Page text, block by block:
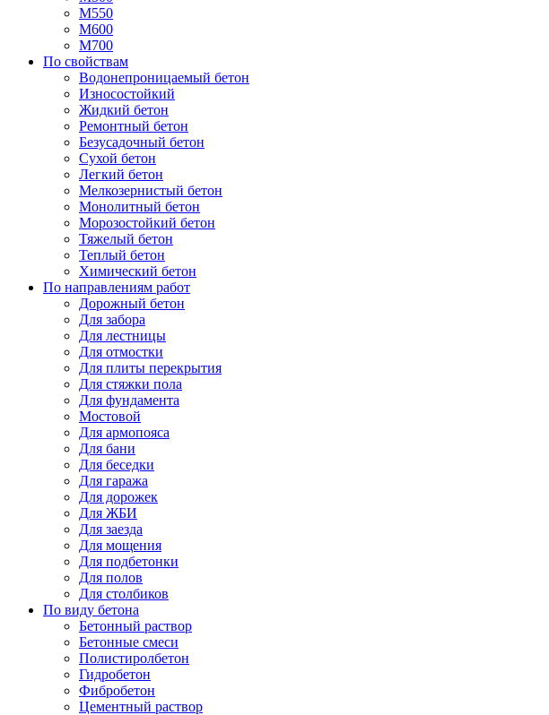
М550
М600
М700
По свойствам
Водонепроницаемый бетон
Износостойкий
Жидкий бетон
Ремонтный бетон
Безусадочный бетон
Сухой бетон
Легкий бетон
Мелкозернистый бетон
Монолитный бетон
Морозостойкий бетон
Тяжелый бетон
Теплый бетон
Химический бетон
По направлениям работ
Дорожный бетон
Для забора
Для лестницы
Для отмостки
Для плиты перекрытия
Для стяжки пола
Для фундамента
Мостовой
Для армопояса
Для бани
Для беседки
Для гаража
Для дорожек
Для ЖБИ
Для заезда
Для мощения
Для подбетонки
Для полов
Для столбиков
По виду бетона
Бетонный раствор
Бетонные смеси
Полистиролбетон
Гидробетон
Фибробетон
Цементный раствор